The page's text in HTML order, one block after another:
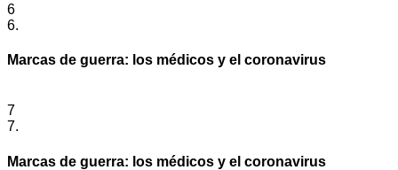
6
6.
Marcas de guerra: los médicos y el coronavirus
7
7.
Marcas de guerra: los médicos y el coronavirus